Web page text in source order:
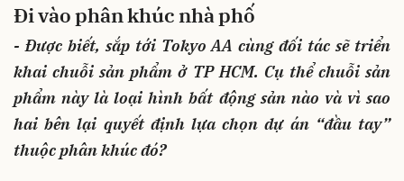
Đi vào phân khúc nhà phố
- Được biết, sắp tới Tokyo AA cùng đối tác sẽ triển
khai chuỗi sản phẩm ở TP HCM. Cụ thể chuỗi sản
phẩm này là loại hình bất động sản nào và vì sao
hai bên lại quyết định lựa chọn dự án “đầu tay”
thuộc phân khúc đó?